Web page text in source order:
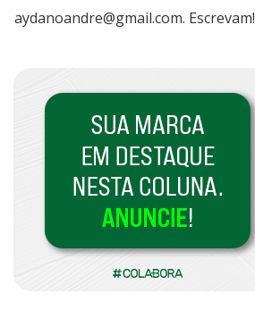
aydanoandre@gmail.com. Escrevam!